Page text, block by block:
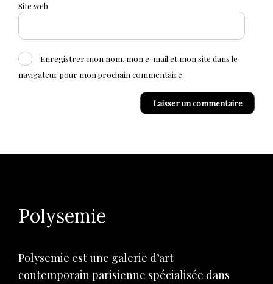
Site web
Enregistrer mon nom, mon e-mail et mon site dans le
navigateur pour mon prochain commentaire.
Polysemie
Polysemie est une galerie d’art
contemporain parisienne spécialisée dans